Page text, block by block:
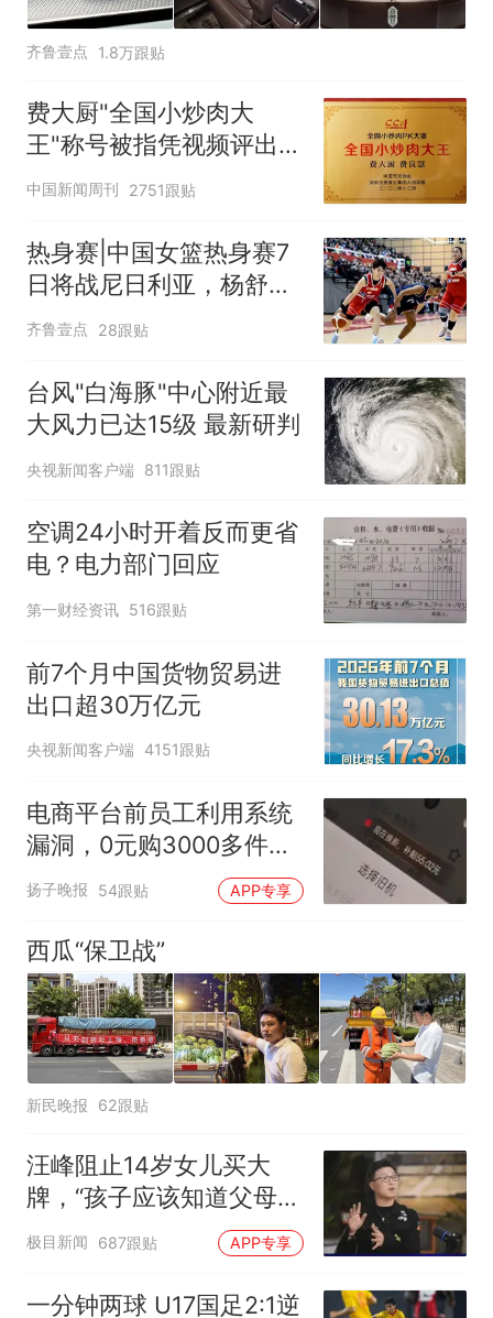
齐鲁壹点 1.8万跟贴
费大厨"全国小炒肉大
王"称号被指凭视频评出
官方回应
中国新闻周刊 2751跟贴
热身赛|中国女篮热身赛7
日将战尼日利亚，杨舒予
有望出战
齐鲁壹点 28跟贴
台风"白海豚"中心附近最
大风力已达15级 最新研判
央视新闻客户端 811跟贴
空调24小时开着反而更省
电？电力部门回应
第一财经资讯 516跟贴
前7个月中国货物贸易进
出口超30万亿元
央视新闻客户端 4151跟贴
电商平台前员工利用系统
漏洞，0元购3000多件家
电！
扬子晚报 54跟贴 APP专享
西瓜“保卫战”
新民晚报 62跟贴
汪峰阻止14岁女儿买大
牌，“孩子应该知道父母的
不易”，称自己买衣服80%
极目新闻 687跟贴 APP专享
一分钟两球 U17国足2:1逆